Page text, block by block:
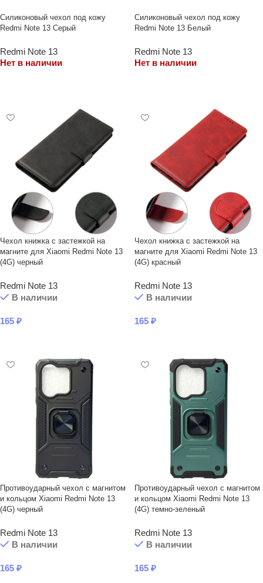
Силиконовый чехол под кожу
Redmi Note 13 Серый
Redmi Note 13
Нет в наличии
Силиконовый чехол под кожу
Redmi Note 13 Белый
Redmi Note 13
Нет в наличии
Чехол книжка с застежкой на
магните для Xiaomi Redmi Note 13
(4G) черный
Redmi Note 13
В наличии
165 ₽
Чехол книжка с застежкой на
магните для Xiaomi Redmi Note 13
(4G) красный
Redmi Note 13
В наличии
165 ₽
Противоударный чехол с магнитом
и кольцом Xiaomi Redmi Note 13
(4G) черный
Redmi Note 13
В наличии
165 ₽
Противоударный чехол с магнитом
и кольцом Xiaomi Redmi Note 13
(4G) темно-зеленый
Redmi Note 13
В наличии
165 ₽